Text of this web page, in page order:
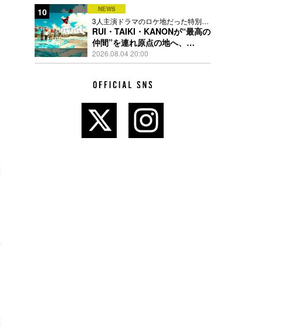
10 NEWS
3人主演ドラマのロケ地だった特別な
場所で撮影を敢行
RUI・TAIKI・KANONが“最高の
仲間”を連れ原点の地へ、
STARGLOW「GOTH」ダンス
映像公開
2026.08.04 20:00